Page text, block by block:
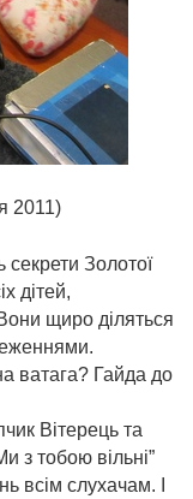
2011)
секрети Золотої
дітей,
щиро діляться
ватага? Гайда до
Вітерець та
з тобою вільні”
всім слухачам. І